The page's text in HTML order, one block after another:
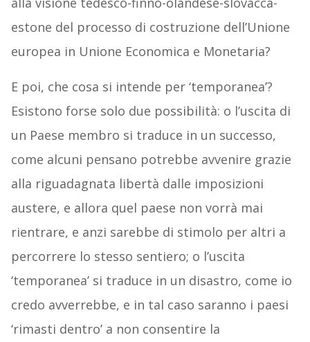
estone del processo di costruzione dell’Unione
europea in Unione Economica e Monetaria?
E poi, che cosa si intende per ‘temporanea’?
Esistono forse solo due possibilità: o l’uscita di
un Paese membro si traduce in un successo,
come alcuni pensano potrebbe avvenire grazie
alla riguadagnata libertà dalle imposizioni
austere, e allora quel paese non vorrà mai
rientrare, e anzi sarebbe di stimolo per altri a
percorrere lo stesso sentiero; o l’uscita
‘temporanea’ si traduce in un disastro, come io
credo avverrebbe, e in tal caso saranno i paesi
‘rimasti dentro’ a non consentire la